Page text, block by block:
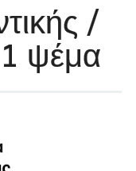
/
1 ψέμα